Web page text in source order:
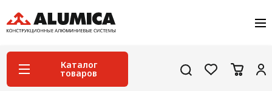
О компании
Услуги
Сервис и поддержка
Проекты
Каталог
товаров